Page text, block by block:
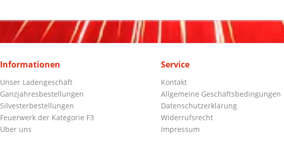
Informationen
Unser Ladengeschäft
Ganzjahresbestellungen
Silvesterbestellungen
Feuerwerk der Kategorie F3
Über uns
Service
Kontakt
Allgemeine Geschäftsbedingungen
Datenschutzerklärung
Widerrufsrecht
Impressum